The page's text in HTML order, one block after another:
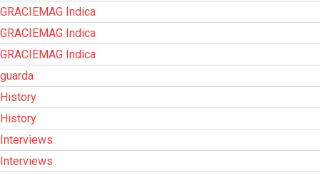
GRACIEMAG Indica
GRACIEMAG Indica
GRACIEMAG Indica
guarda
History
History
Interviews
Interviews